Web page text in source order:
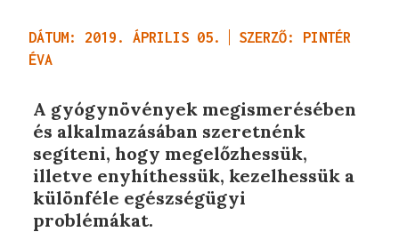
DÁTUM: 2019. ÁPRILIS 05.
SZERZŐ: PINTÉR
ÉVA
A gyógynövények megismerésében
és alkalmazásában szeretnénk
segíteni, hogy megelőzhessük,
illetve enyhíthessük, kezelhessük a
különféle egészségügyi
problémákat.